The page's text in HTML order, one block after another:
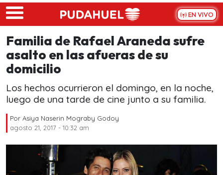
Skip to main content
EN VIVO
Familia de Rafael Araneda sufre
asalto en las afueras de su
domicilio
Los hechos ocurrieron el domingo, en la noche,
luego de una tarde de cine junto a su familia.
Por Asiya Naserin Mograby Godoy
agosto 21, 2017 - 10:32 am